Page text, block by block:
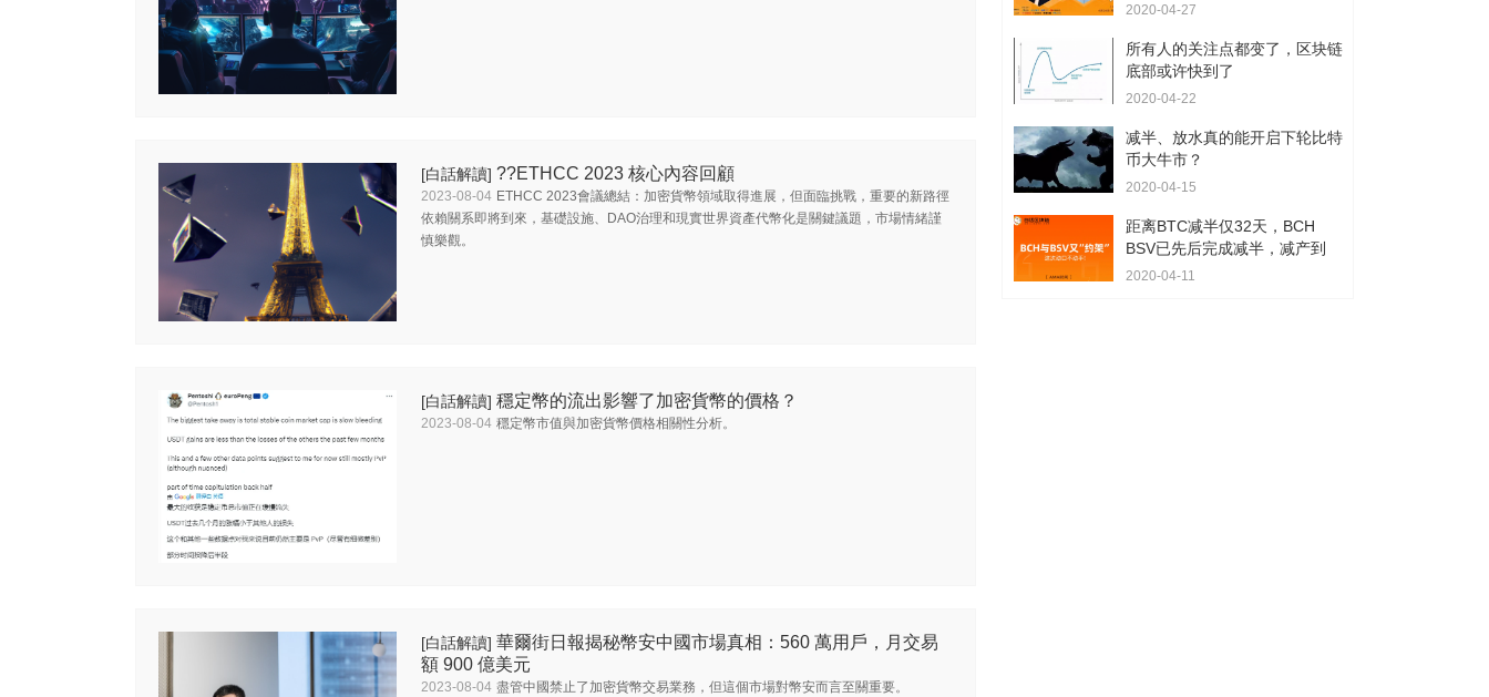
[白話解讀] ??ETHCC 2023 核心內容回顧
2023-08-04 ETHCC 2023會議總結：加密貨幣領域取得進展，但面臨挑戰，重要的新路徑
依賴關系即將到來，基礎設施、DAO治理和現實世界資產代幣化是關鍵議題，市場情緒謹
慎樂觀。
[白話解讀] 穩定幣的流出影響了加密貨幣的價格？
2023-08-04 穩定幣市值與加密貨幣價格相關性分析。
[白話解讀] 華爾街日報揭秘幣安中國市場真相：560 萬用戶，月交易
額 900 億美元
2023-08-04 盡管中國禁止了加密貨幣交易業務，但這個市場對幣安而言至關重要。
2020-04-27
所有人的关注点都变了，区块链
底部或许快到了
2020-04-22
减半、放水真的能开启下轮比特
币大牛市？
2020-04-15
距离BTC减半仅32天，BCH
BSV已先后完成减半，减产到
2020-04-11